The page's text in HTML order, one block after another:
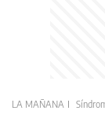
LA MAÑANA